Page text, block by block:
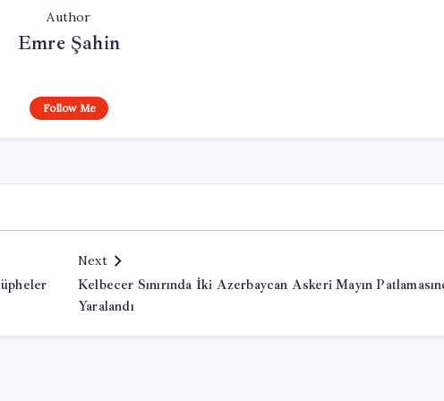
Author
Emre Şahin
Follow Me
Next
Kelbecer Sınırında İki Azerbaycan Askeri Mayın
Yaralandı